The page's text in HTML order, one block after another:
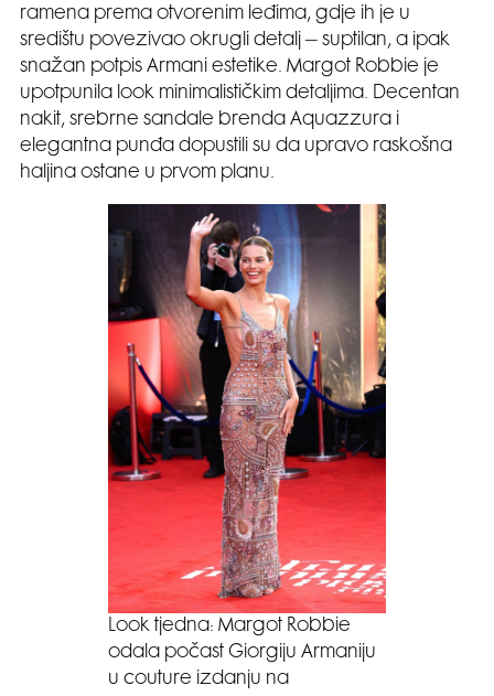
ramena prema otvorenim leđima, gdje ih je u
središtu povezivao okrugli detalj – suptilan, a ipak
snažan potpis Armani estetike. Margot Robbie je
upotpunila look minimalističkim detaljima. Decentan
nakit, srebrne sandale brenda Aquazzura i
elegantna punđa dopustili su da upravo raskošna
haljina ostane u prvom planu.
Look tjedna: Margot Robbie
odala počast Giorgiju Armaniju
u couture izdanju na